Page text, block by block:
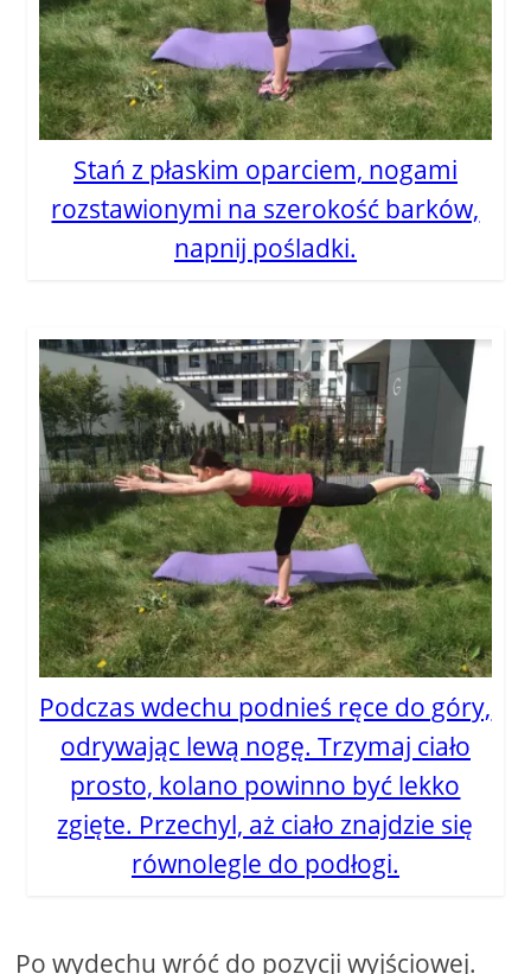
Stań z płaskim oparciem, nogami
rozstawionymi na szerokość barków,
napnij pośladki.
Podczas wdechu podnieś ręce do góry,
odrywając lewą nogę. Trzymaj ciało
prosto, kolano powinno być lekko
zgięte. Przechyl, aż ciało znajdzie się
równolegle do podłogi.
Po wydechu wróć do pozycji wyjściowej.